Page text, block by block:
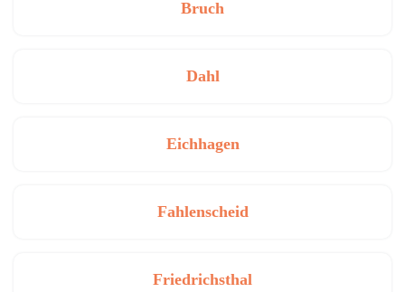
Bruch
Dahl
Eichhagen
Fahlenscheid
Friedrichsthal